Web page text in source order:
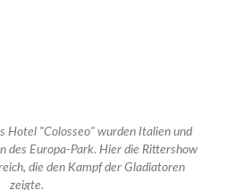
Modellballonen,
Form eines Pandabärs, in ein